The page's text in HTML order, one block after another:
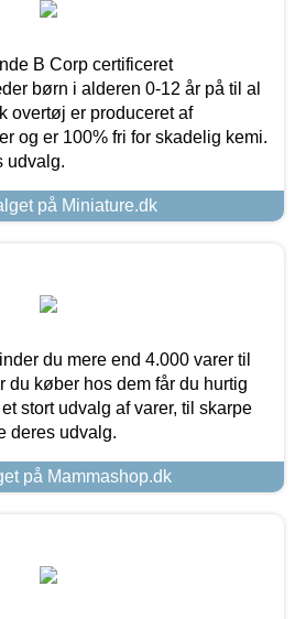
B Corp certificeret
børn i alderen 0-12 år på til al
overtøj er produceret af
og er 100% fri for skadelig kemi.
udvalg.
på Miniature.dk
du mere end 4.000 varer til
du køber hos dem får du hurtig
stort udvalg af varer, til skarpe
deres udvalg.
på Mammashop.dk